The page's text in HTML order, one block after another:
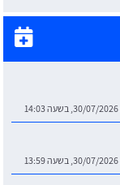
30/07/2026, בשעה 13:59
30/07/2026, בשעה 13:57